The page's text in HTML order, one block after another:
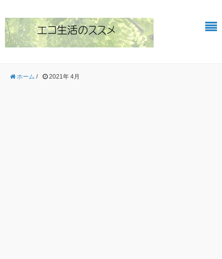
ホーム / 2021年 4月